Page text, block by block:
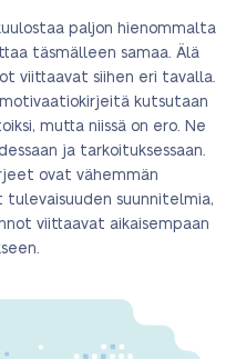
paljon hienommalta
täsmälleen samaa. Älä
viittaavat siihen eri tavalla.
motivaatiokirjeitä kutsutaan
mutta niissä on ero. Ne
ja tarkoituksessaan.
ovat vähemmän
tulevaisuuden suunnitelmia,
viittaavat aikaisempaan